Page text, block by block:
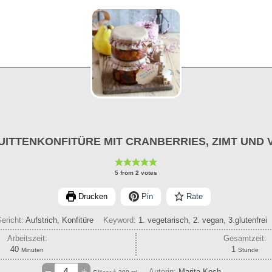
MIT CRANBERRIES, ZIMT UND
5 from 2 votes
Drucken Pin Rate
Aufstrich, Konfitüre Keyword: 1. vegetarisch, 2. vegan, 3.glutenfrei
Arbeitszeit:
40Minuten
Minuten
Gesamtzeit:
1 Stunde
Stunde